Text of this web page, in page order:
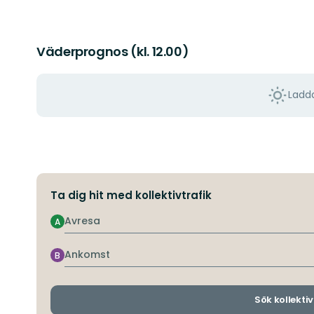
Väderprognos (kl. 12.00)
Ta dig hit med kollektivtrafik
Avresa
A
Ankomst
B
Sök